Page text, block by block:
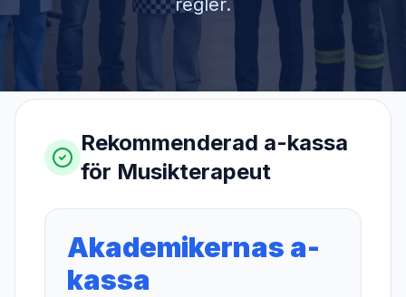
regler.
Rekommenderad a-kassa
för Musikterapeut
Akademikernas a-
kassa